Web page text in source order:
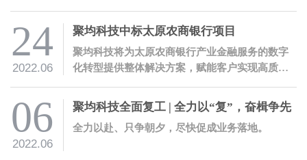
24
2022.06
聚均科技中标太原农商银行项目
聚均科技将为太原农商银行产业金融服务的数字
化转型提供整体解决方案，赋能客户实现高质量
06
2022.06
聚均科技全面复工 | 全力以“复”，奋楫争先
全力以赴、只争朝夕，尽快促成业务落地。